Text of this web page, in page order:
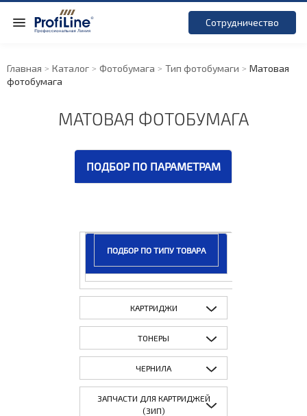
Сотрудничество
Главная Каталог Фотобумага Тип фотобумаги
Матовая
фотобумага
МАТОВАЯ ФОТОБУМАГА
ПОДБОР ПО ПАРАМЕТРАМ
ПОДБОР ПО ТИПУ ТОВАРА
КАРТРИДЖИ
ТОНЕРЫ
ЧЕРНИЛА
ЗАПЧАСТИ ДЛЯ КАРТРИДЖЕЙ
(ЗИП)